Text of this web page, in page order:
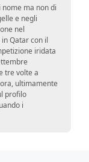
ma non di
e negli
nel
Qatar con il
iridata
tre volte a
ultimamente
profilo
i